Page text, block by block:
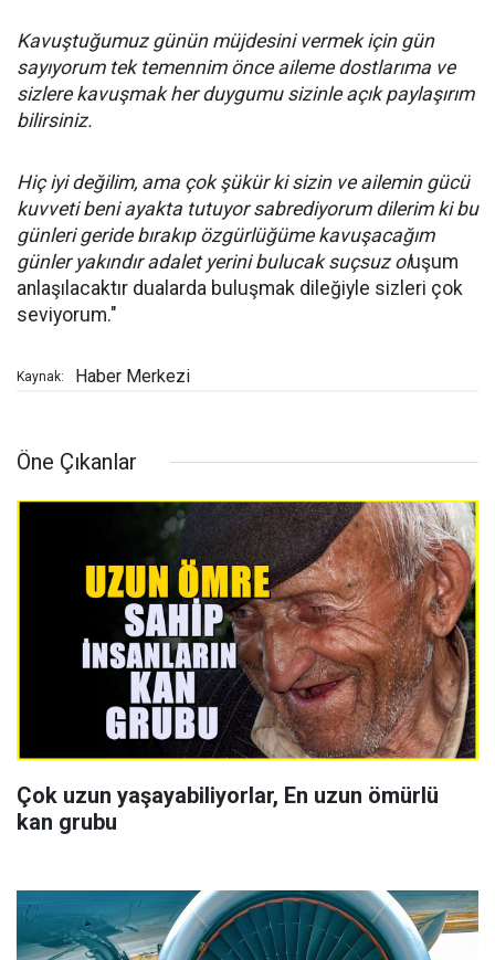
Kavuştuğumuz günün müjdesini vermek için gün
sayıyorum tek temennim önce aileme dostlarıma ve
sizlere kavuşmak her duygumu sizinle açık paylaşırım
bilirsiniz.
Hiç iyi değilim, ama çok şükür ki sizin ve ailemin gücü
kuvveti beni ayakta tutuyor sabrediyorum dilerim ki bu
günleri geride bırakıp özgürlüğüme kavuşacağım
günler yakındır adalet yerini bulucak suçsuz oluşum
anlaşılacaktır dualarda buluşmak dileğiyle sizleri çok
seviyorum."
Kaynak: Haber Merkezi
Öne Çıkanlar
Çok uzun yaşayabiliyorlar, En uzun ömürlü
kan grubu